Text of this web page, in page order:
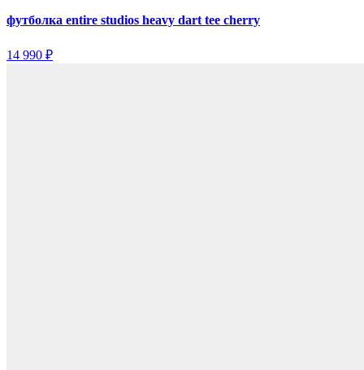
футболка entire studios heavy dart tee cherry
14 990 ₽